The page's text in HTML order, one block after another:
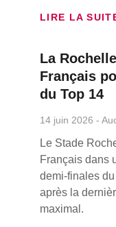
LIRE LA
La
Français
du Top 14
14 juin 2026
Le Stade
Français dans
demi-finales
après la
maximal.